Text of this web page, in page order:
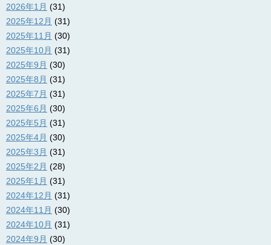
2026年1月 (31)
2025年12月 (31)
2025年11月 (30)
2025年10月 (31)
2025年9月 (30)
2025年8月 (31)
2025年7月 (31)
2025年6月 (30)
2025年5月 (31)
2025年4月 (30)
2025年3月 (31)
2025年2月 (28)
2025年1月 (31)
2024年12月 (31)
2024年11月 (30)
2024年10月 (31)
2024年9月 (30)